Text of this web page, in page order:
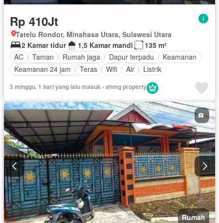
Rp 410Jt
Tatelu Rondor, Minahasa Utara, Sulawesi Utara
2 Kamar tidur
1,5 Kamar mandi
135 m²
AC
Taman Rumah jaga Dapur terpadu
Keamanan
Keamanan 24 jam
Teras Wifi Air
Listrik
3 minggu, 1 hari yang lalu masuk - ahmg property
Rumah